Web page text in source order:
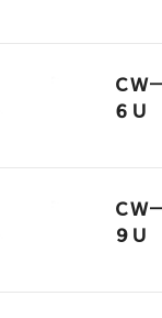
ＣＷ
６Ｕ
ＣＷ
９Ｕ